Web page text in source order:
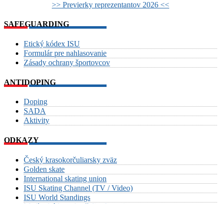
>> Previerky reprezentantov 2026 <<
SAFEGUARDING
Etický kódex ISU
Formulár pre nahlasovanie
Zásady ochrany športovcov
ANTIDOPING
Doping
SADA
Aktivity
ODKAZY
Český krasokorčuliarsky zväz
Golden skate
International skating union
ISU Skating Channel (TV / Video)
ISU World Standings